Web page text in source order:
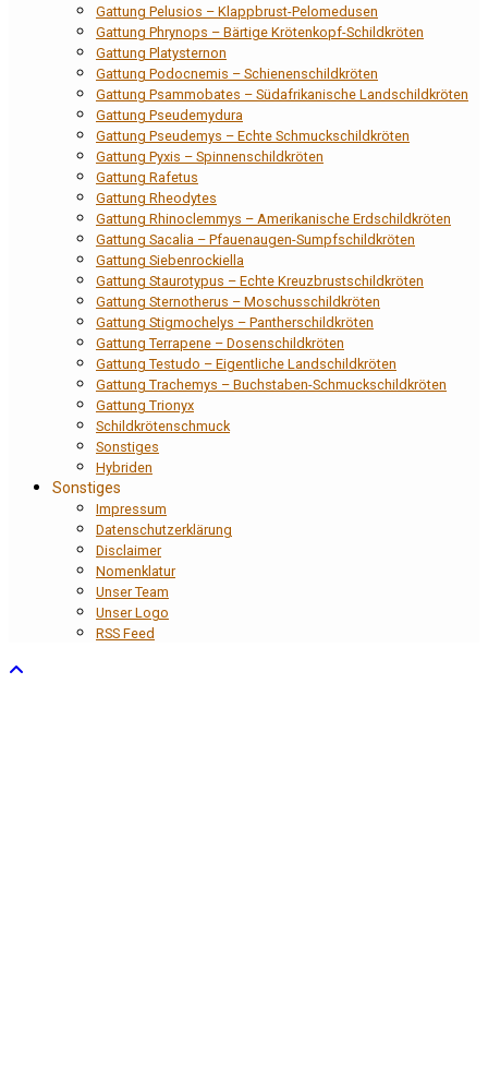
Gattung Pelusios – Klappbrust-Pelomedusen
Gattung Phrynops – Bärtige Krötenkopf-Schildkröten
Gattung Platysternon
Gattung Podocnemis – Schienenschildkröten
Gattung Psammobates – Südafrikanische Landschildkröten
Gattung Pseudemydura
Gattung Pseudemys – Echte Schmuckschildkröten
Gattung Pyxis – Spinnenschildkröten
Gattung Rafetus
Gattung Rheodytes
Gattung Rhinoclemmys – Amerikanische Erdschildkröten
Gattung Sacalia – Pfauenaugen-Sumpfschildkröten
Gattung Siebenrockiella
Gattung Staurotypus – Echte Kreuzbrustschildkröten
Gattung Sternotherus – Moschusschildkröten
Gattung Stigmochelys – Pantherschildkröten
Gattung Terrapene – Dosenschildkröten
Gattung Testudo – Eigentliche Landschildkröten
Gattung Trachemys – Buchstaben-Schmuckschildkröten
Gattung Trionyx
Schildkrötenschmuck
Sonstiges
Hybriden
Sonstiges
Impressum
Datenschutzerklärung
Disclaimer
Nomenklatur
Unser Team
Unser Logo
RSS Feed